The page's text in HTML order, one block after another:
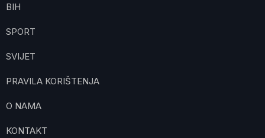
BIH
SPORT
SVIJET
PRAVILA KORIŠTENJA
O NAMA
KONTAKT